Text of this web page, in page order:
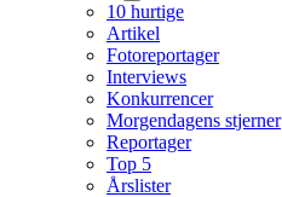
10 hurtige
Artikel
Fotoreportager
Interviews
Konkurrencer
Morgendagens stjerner
Reportager
Top 5
Årslister